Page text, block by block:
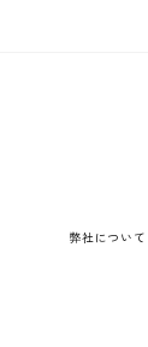
弊社について